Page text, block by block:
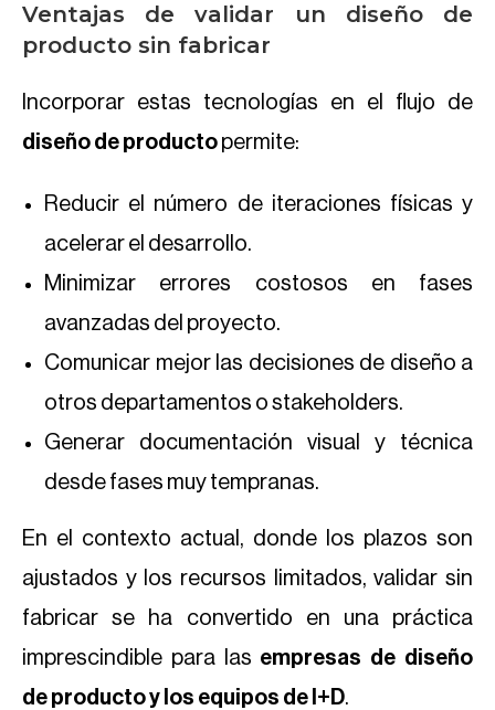
Ventajas de validar un diseño de
producto sin fabricar
Incorporar estas tecnologías en el flujo de
diseño de producto permite:
Reducir el número de iteraciones físicas y
acelerar el desarrollo.
Minimizar errores costosos en fases
avanzadas del proyecto.
Comunicar mejor las decisiones de diseño a
otros departamentos o stakeholders.
Generar documentación visual y técnica
desde fases muy tempranas.
En el contexto actual, donde los plazos son
ajustados y los recursos limitados, validar sin
fabricar se ha convertido en una práctica
imprescindible para las empresas de diseño
de productoy los equipos de I+D.